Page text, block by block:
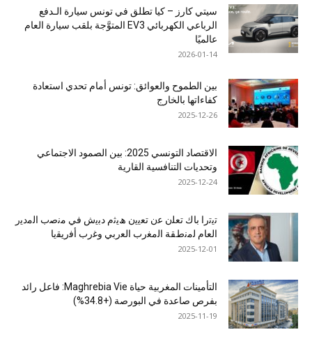
سيتي كارز – كيا تطلق في تونس سيارة الـدفع
الرباعي الكهربائي EV3 المتوَّجة بلقب سيارة العام
عالميًا
2026-01-14
بين الطموح والعوائق: تونس أمام تحدي استعادة
كفاءاتها بالخارج
2025-12-26
الاقتصاد التونسي 2025: بين الصمود الاجتماعي
وتحديات التنافسية القارية
2025-12-24
ﺗﯾﺗرا ﺑﺎك ﺗﻌﻠن ﻋن ﺗﻌﯾﯾن ھﯾﺛم دﺑﯾش ﻓﻲ ﻣﻧﺻب اﻟﻣدﯾر
اﻟﻌﺎم ﻟﻣﻧطﻘﺔ اﻟﻣﻐرب اﻟﻌرﺑﻲ وﻏرب أﻓرﯾﻘﯾﺎ
2025-12-01
التأمينات المغربية حياة Maghrebia Vie: فاعل رائد
بفرص صاعدة في البورصة (+34.8%)
2025-11-19